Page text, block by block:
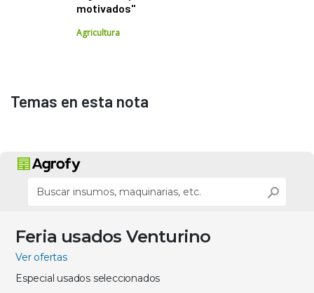
motivados"
Agricultura
Temas en esta nota
Feria usados Venturino
Ver ofertas
Especial usados seleccionados